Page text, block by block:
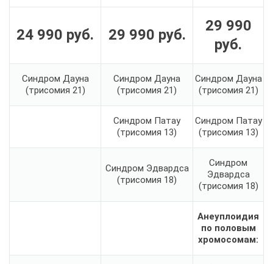
24 990 руб. 29 990 руб.
29 990
руб.
Синдром Дауна
(трисомия 21)
Синдром Дауна
(трисомия 21)
Синдром Дауна
(трисомия 21)
Синдром Патау
(трисомия 13)
Синдром Патау
(трисомия 13)
Синдром Эдвардса
(трисомия 18)
Синдром
Эдвардса
(трисомия 18)
Анеуплоидия
по половым
хромосомам: